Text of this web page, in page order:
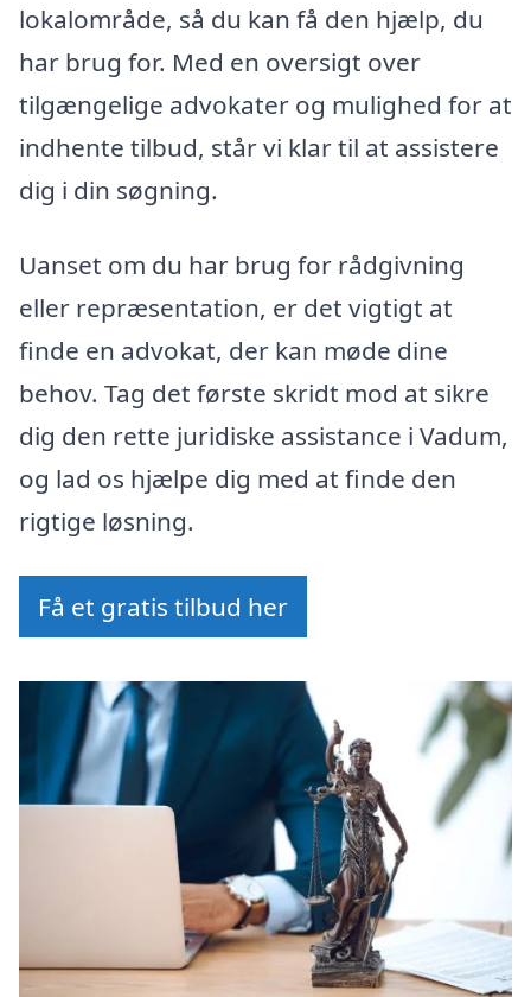
lokalområde, så du kan få den hjælp, du
har brug for. Med en oversigt over
tilgængelige advokater og mulighed for at
indhente tilbud, står vi klar til at assistere
dig i din søgning.
Uanset om du har brug for rådgivning
eller repræsentation, er det vigtigt at
finde en advokat, der kan møde dine
behov. Tag det første skridt mod at sikre
dig den rette juridiske assistance i Vadum,
og lad os hjælpe dig med at finde den
rigtige løsning.
Få et gratis tilbud her